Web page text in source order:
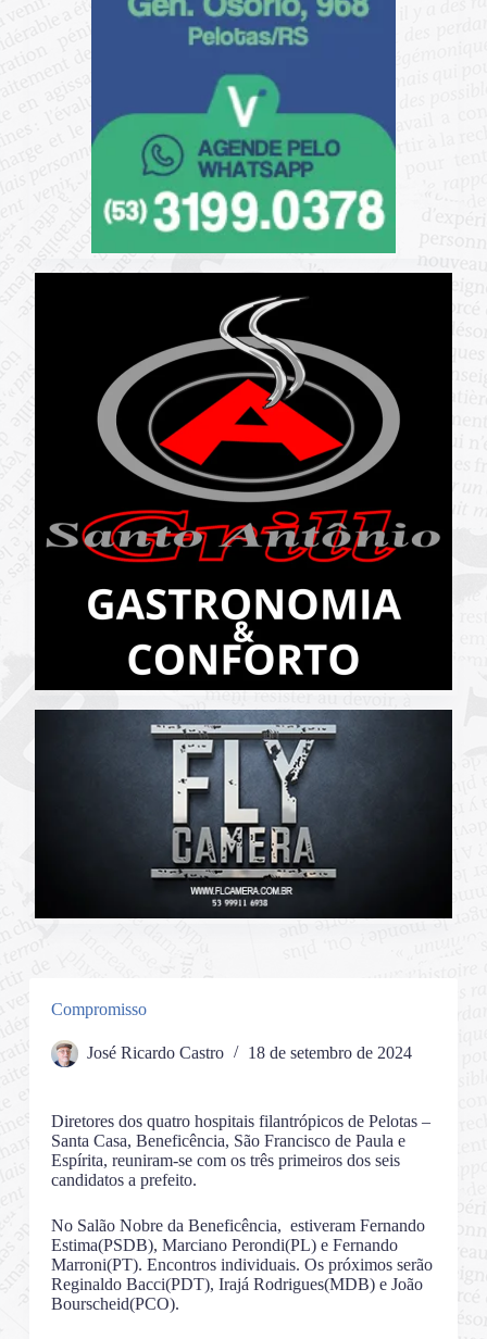
Compromisso
José Ricardo Castro 18 de setembro de 2024
Diretores dos quatro hospitais filantrópicos de Pelotas –
Santa Casa, Beneficência, São Francisco de Paula e
Espírita, reuniram-se com os três primeiros dos seis
candidatos a prefeito.
No Salão Nobre da Beneficência, estiveram Fernando
Estima(PSDB), Marciano Perondi(PL) e Fernando
Marroni(PT). Encontros individuais. Os próximos serão
Reginaldo Bacci(PDT), Irajá Rodrigues(MDB) e João
Bourscheid(PCO).